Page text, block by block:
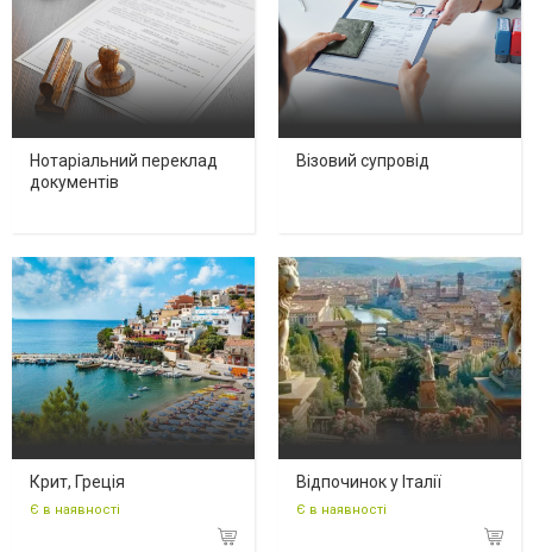
Нотаріальний переклад
документів
Візовий супровід
Крит, Греція
Є в наявності
Відпочинок у Італії
Є в наявності